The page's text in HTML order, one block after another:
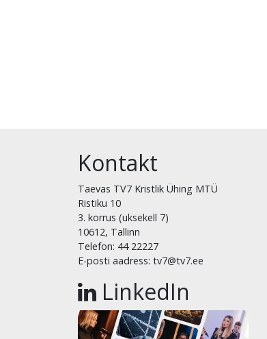
Kontakt
Taevas TV7 Kristlik Ühing MTÜ
Ristiku 10
3. korrus (uksekell 7)
10612, Tallinn
Telefon: 44 22227
E-posti aadress: tv7@tv7.ee
LinkedIn